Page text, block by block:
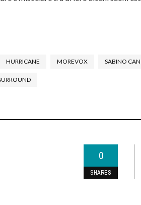
HURRICANE MOREVOX SABINO
0
SHARES